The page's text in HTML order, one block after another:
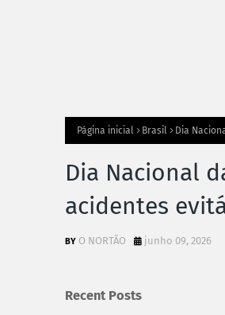
Página inicial Brasil Dia
Dia Nacional
acidentes
O NORTÃO junho 09, 2026
Recent Posts